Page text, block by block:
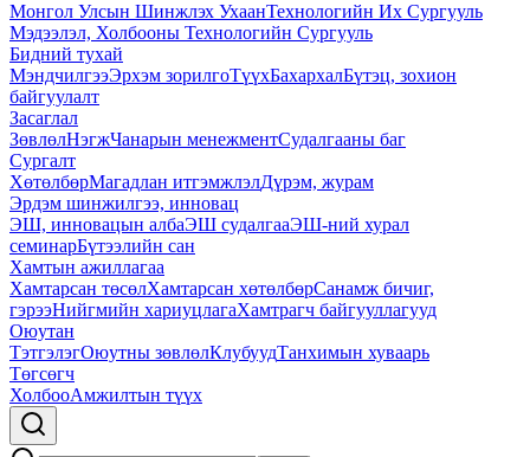
Монгол Улсын Шинжлэх УхаанТехнологийн Их Сургууль
Мэдээлэл, Холбооны Технологийн Сургууль
Бидний тухай
МэндчилгээЭрхэм зорилгоТүүхБахархалБүтэц, зохион
байгуулалт
Засаглал
ЗөвлөлНэгжЧанарын менежментСудалгааны баг
Сургалт
ХөтөлбөрМагадлан итгэмжлэлДүрэм, журам
Эрдэм шинжилгээ, инновац
ЭШ, инновацын албаЭШ судалгааЭШ-ний хурал
семинарБүтээлийн сан
Хамтын ажиллагаа
Хамтарсан төсөлХамтарсан хөтөлбөрСанамж бичиг,
гэрээНийгмийн хариуцлагаХамтрагч байгууллагууд
Оюутан
ТэтгэлэгОюутны зөвлөлКлубуудТанхимын хуваарь
Төгсөгч
ХолбооАмжилтын түүх